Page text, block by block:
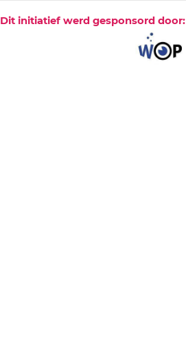
Dit initiatief werd gesponsord door: